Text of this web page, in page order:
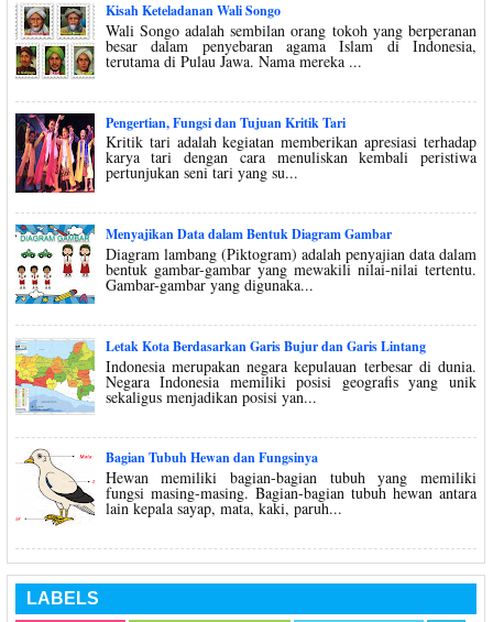
Kisah Keteladanan Wali Songo
Wali Songo adalah sembilan orang tokoh yang berperanan
besar dalam penyebaran agama Islam di Indonesia,
terutama di Pulau Jawa. Nama mereka ...
Pengertian, Fungsi dan Tujuan Kritik Tari
Kritik tari adalah kegiatan memberikan apresiasi terhadap
karya tari dengan cara menuliskan kembali peristiwa
pertunjukan seni tari yang su...
Menyajikan Data dalam Bentuk Diagram Gambar
Diagram lambang (Piktogram) adalah penyajian data dalam
bentuk gambar-gambar yang mewakili nilai-nilai tertentu.
Gambar-gambar yang digunaka...
Letak Kota Berdasarkan Garis Bujur dan Garis Lintang
Indonesia merupakan negara kepulauan terbesar di dunia.
Negara Indonesia memiliki posisi geografis yang unik
sekaligus menjadikan posisi yan...
Bagian Tubuh Hewan dan Fungsinya
Hewan memiliki bagian-bagian tubuh yang memiliki
fungsi masing-masing. Bagian-bagian tubuh hewan antara
lain kepala sayap, mata, kaki, paruh...
LABELS